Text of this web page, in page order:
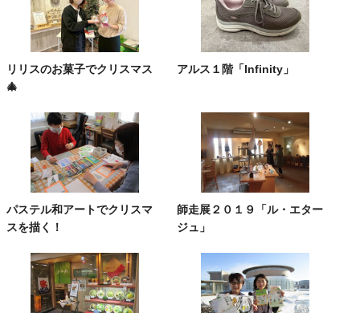
リリスのお菓子でクリスマス
🎄
アルス１階「Infinity」
パステル和アートでクリスマ
スを描く！
師走展２０１９「ル・エター
ジュ」